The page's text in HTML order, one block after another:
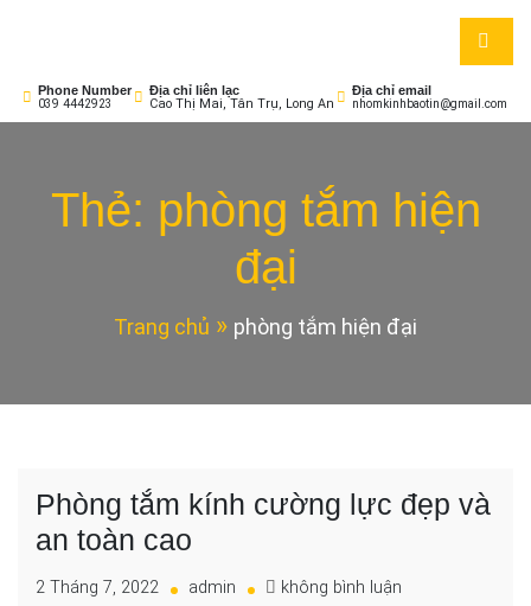
Phone Number
039 4442923
Địa chỉ liên lạc
Cao Thị Mai, Tân Trụ, Long An
Địa chỉ email
nhomkinhbaotin@gmail.com
Thẻ: phòng tắm hiện
đại
Trang chủ phòng tắm hiện đại
Phòng tắm kính cường lực đẹp và
an toàn cao
2 Tháng 7, 2022 admin không bình luận